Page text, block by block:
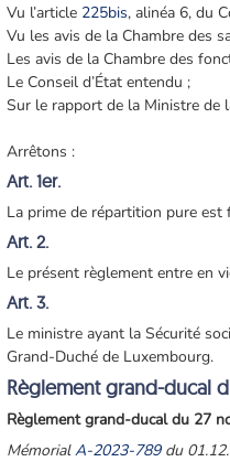
Vu l’article 225bis, alinéa 6, du
Vu les avis de la Chambre des
Les avis de la Chambre des
Le Conseil d’État entendu ;
Sur le rapport de la Ministre de
Arrêtons :
Art. 1er.
La prime de répartition pure est
Art. 2.
Le présent règlement entre en
Art. 3.
Le ministre ayant la Sécurité
Grand-Duché de Luxembourg.
Règlement grand-ducal
Règlement grand-ducal du 27
MémorialA-2023-789du